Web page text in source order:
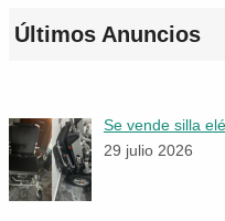
Últimos Anuncios
Se vende silla
29 julio 2026